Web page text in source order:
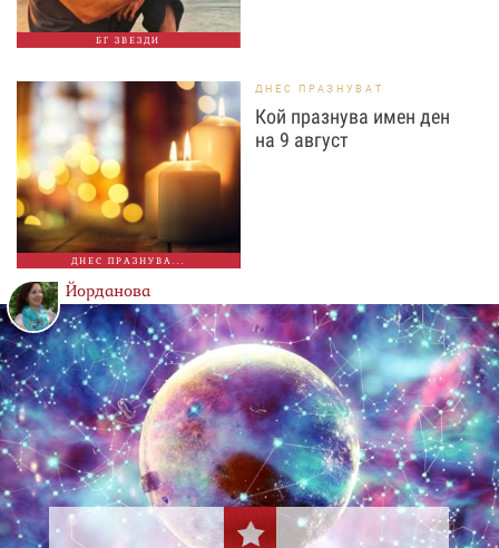
БГ ЗВЕЗДИ
ДНЕС ПРАЗНУВА...
ДНЕС ПРАЗНУВАТ
Кой празнува имен ден
на 9 август
Йорданова